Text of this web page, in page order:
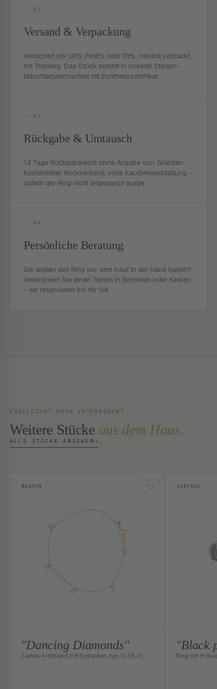
- 02
Versand & Verpackung
Versichert per UPS, FedEx oder DHL, neutral verpackt,
mit Tracking. Das Stück kommt in unserer Steiger-
Manufakturschachtel mit Echtheitszertifikat.
- 03
Rückgabe & Umtausch
14 Tage Rückgaberecht ohne Angabe von Gründen.
Kostenfreier Rückversand, volle Kaufpreiserstattung -
sofern der Ring nicht angepasst wurde.
- 04
Persönliche Beratung
Sie wollen den Ring vor dem Kauf in der Hand halten?
Vereinbaren Sie einen Termin in Bornheim oder Kerpen
- wir reservieren ihn für Sie.
VIELLEICHT AUCH INTERESSANT
Weitere Stücke aus dem Haus.
ALLE STÜCKE ANSEHEN →
MODERN
"Dancing Diamonds"
Zartes Armband mit Brillanten zus. 0.38 ct.
VINTAGE
"Black
Ring mit